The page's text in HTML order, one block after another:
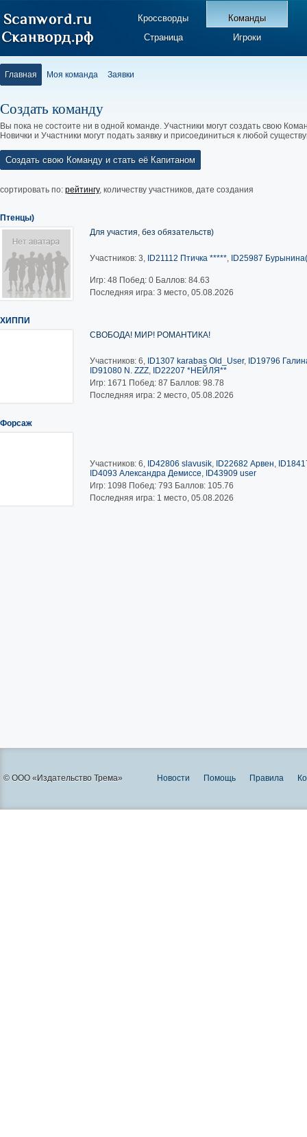
Кроссворды
Команды
Страница
Игроки
Главная Моя команда Заявки
Создать команду
Вы пока не состоите ни в одной команде. Участники могут создать свою
Новички и Участники могут подать заявку и присоединиться к любой
Создать свою Команду и стать её Капитаном
сортировать по: рейтингу, количеству участников, дате создания
Птенцы)
Для участия, без обязательств)
Участников: 3, ID21112 Птичка *****, ID25987
Игр: 48 Побед: 0 Баллов: 84.63
Последняя игра: 3 место, 05.08.2026
ХИППИ
СВОБОДА! МИР! РОМАНТИКА!
Участников: 6, ID1307 karabas Old_User, ID19796
ID91080 N. ZZZ, ID22207 *НЕЙЛЯ**
Игр: 1671 Побед: 87 Баллов: 98.78
Последняя игра: 2 место, 05.08.2026
Форсаж
Участников: 6, ID42806 slavusik, ID22682 Арвен,
ID4093 Александра Демиссе, ID43909 user
Игр: 1098 Побед: 793 Баллов: 105.76
Последняя игра: 1 место, 05.08.2026
© ООО «Издательство Трема» Новости Помощь Правила